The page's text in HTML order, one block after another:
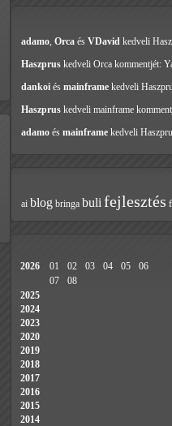
adamo, Orca és VDavid kedveli
Haszprus kedveli Orca kommentjét:
dankoi és mainframe kedveli
Haszprus kedveli mainframe
adamo és mainframe kedveli
ai blog bringa buli fejlesztés
2026 01 02 03 04 05
06
07
08
2025
2024
2023
2020
2019
2018
2017
2016
2015
2014